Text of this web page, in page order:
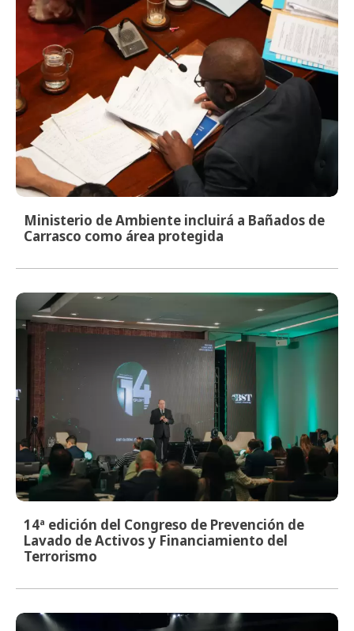
Ministerio de Ambiente incluirá a Bañados de
Carrasco como área protegida
14ª edición del Congreso de Prevención de
Lavado de Activos y Financiamiento del
Terrorismo